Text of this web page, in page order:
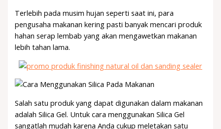
Terlebih pada musim hujan seperti saat ini, para
pengusaha makanan kering pasti banyak mencari produk
hahan serap lembab yang akan mengawetkan makanan
lebih tahan lama.
Salah satu produk yang dapat digunakan dalam makanan
adalah Silica Gel. Untuk cara menggunakan Silica Gel
sangatlah mudah karena Anda cukup meletakan satu